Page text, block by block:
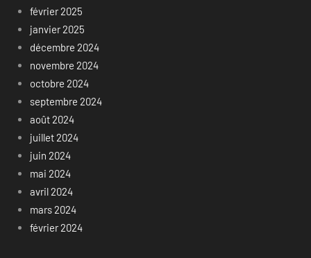
février 2025
janvier 2025
décembre 2024
novembre 2024
octobre 2024
septembre 2024
août 2024
juillet 2024
juin 2024
mai 2024
avril 2024
mars 2024
février 2024